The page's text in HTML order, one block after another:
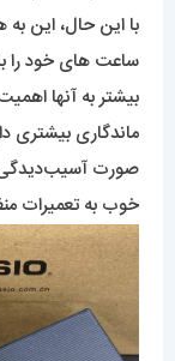
با این حال، این
ساعت های خود را
بیشتر به آنها
ماندگاری بیشتری
صورت آسیب‌دیدگی
خوب به تعمیرات